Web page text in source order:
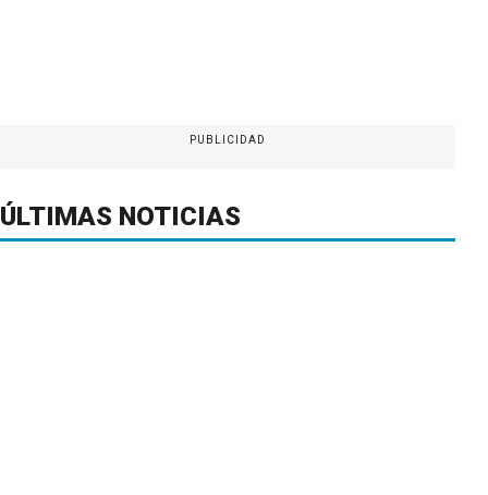
PUBLICIDAD
ÚLTIMAS NOTICIAS